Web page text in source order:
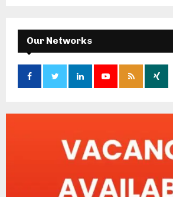
Our Networks